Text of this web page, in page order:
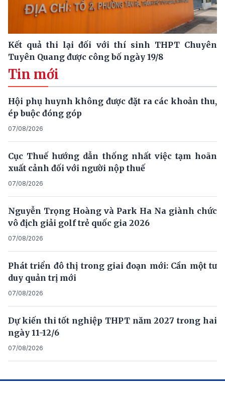
Kết quả thi lại đối với thí sinh THPT Chuyên
Tuyên Quang được công bố ngày 19/8
Tin mới
Hội phụ huynh không được đặt ra các khoản thu,
ép buộc đóng góp
07/08/2026
Cục Thuế hướng dẫn thống nhất việc tạm hoãn
xuất cảnh đối với người nộp thuế
07/08/2026
Nguyễn Trọng Hoàng và Park Ha Na giành chức
vô địch giải golf trẻ quốc gia 2026
07/08/2026
Phát triển đô thị trong giai đoạn mới: Cần một tư
duy quản trị mới
07/08/2026
Dự kiến thi tốt nghiệp THPT năm 2027 trong hai
ngày 11-12/6
07/08/2026